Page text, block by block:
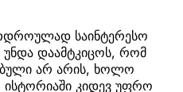
საინტერესო
უნდა დაამტკიცოს, რომ
არ არის, ხოლო
კიდევ უფრო